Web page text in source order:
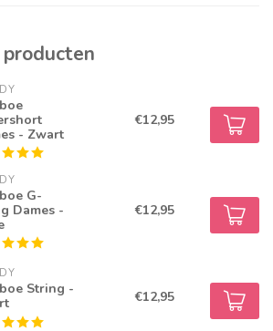
- Zwart
€12,95
G-
Dames -
€12,95
String -
€12,95